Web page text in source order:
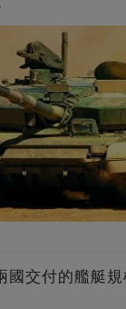
國交付的艦艇